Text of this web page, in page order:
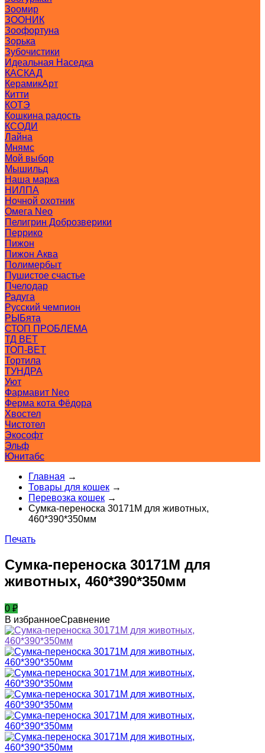
Зоомир
ЗООНИК
Зоофортуна
Зорька
Зубочистики
Идеальная Наседка
КАСКАД
КерамикАрт
Китти
КОТЭ
Кошкина радость
КСОДИ
Лайна
Мнямс
Мой выбор
Мышильд
Наша марка
НИЛПА
Ночной охотник
Омега Neo
Пелигрин Доброзверики
Перрико
Пижон
Пижон Аква
Полимербыт
Пушистое счастье
Пчелодар
Радуга
Русский чемпион
РЫБята
СТОП ПРОБЛЕМА
ТД ВЕТ
ТОП-ВЕТ
Тортила
ТУНДРА
Уют
Фармавит Neo
Ферма кота Фёдора
Хвостел
Чистотел
Экософт
Эльф
Юнитабс
Главная →
Товары для кошек →
Перевозка кошек →
Сумка-переноска 30171M для животных,
460*390*350мм
Печать
Сумка-переноска 30171M для
животных, 460*390*350мм
0 ₽
В избранноеСравнение